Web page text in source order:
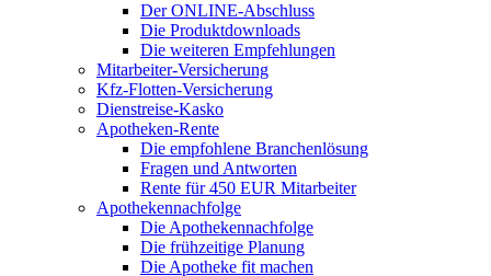
Der ONLINE-Abschluss
Die Produktdownloads
Die weiteren Empfehlungen
Mitarbeiter-Versicherung
Kfz-Flotten-Versicherung
Dienstreise-Kasko
Apotheken-Rente
Die empfohlene Branchenlösung
Fragen und Antworten
Rente für 450 EUR Mitarbeiter
Apothekennachfolge
Die Apothekennachfolge
Die frühzeitige Planung
Die Apotheke fit machen